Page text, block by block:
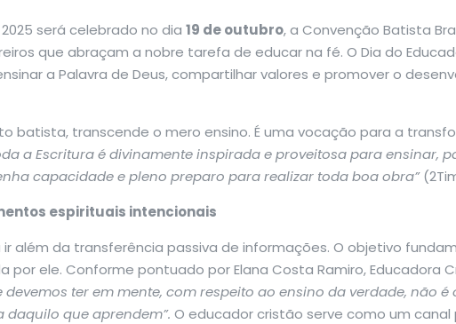
será celebrado no dia19 de outubro, a Convenção Batista
que abraçam a nobre tarefa de educar na fé. O Dia do
a Palavra de Deus, compartilhar valores e promover o
batista, transcende o mero ensino. É uma vocação para a
a Escritura é divinamente inspirada e proveitosa para ensinar,
capacidade e pleno preparo para realizar toda boa obra”
espirituais intencionais
além da transferência passiva de informações. O objetivo
ele. Conforme pontuado por Elana Costa Ramiro, Educadora
devemos ter em mente, com respeito ao ensino da verdade, não
daquilo que aprendem”.O educador cristão serve como um